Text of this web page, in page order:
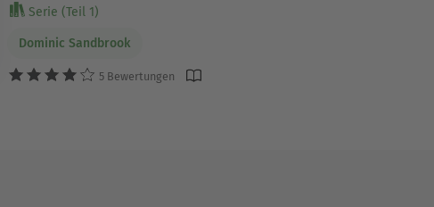
Serie (Teil 1)
Dominic Sandbrook
5 Bewertungen